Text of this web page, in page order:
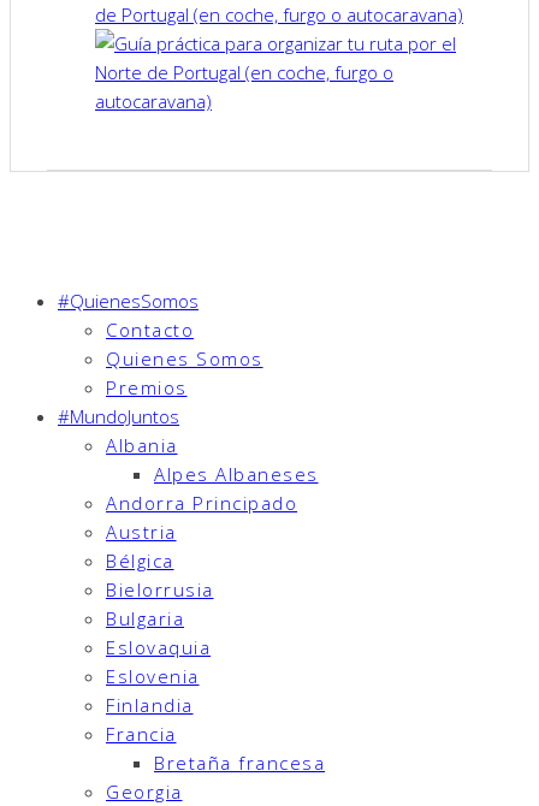
de Portugal (en coche, furgo o autocaravana)
#QuienesSomos
Contacto
Quienes Somos
Premios
#MundoJuntos
Albania
Alpes Albaneses
Andorra Principado
Austria
Bélgica
Bielorrusia
Bulgaria
Eslovaquia
Eslovenia
Finlandia
Francia
Bretaña francesa
Georgia